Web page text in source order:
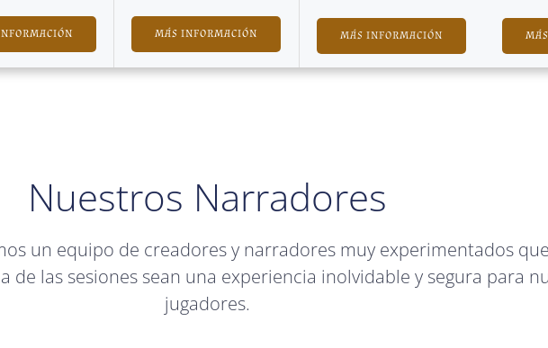
MÁS INFORMACIÓN MÁS INFORMACIÓN
Nuestros Narradores
un equipo de creadores y narradores muy experimentados
de las sesiones sean una experiencia inolvidable y segura para
jugadores.